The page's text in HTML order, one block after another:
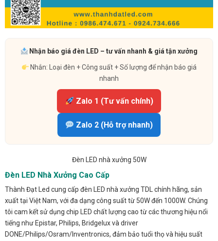
Nhận báo giá đèn LED – tư vấn nhanh & giá tận xưởng
Nhắn: Loại đèn + Công suất + Số lượng để nhận báo giá
nhanh
Zalo 1 (Tư vấn chính)
Zalo 2 (Hỗ trợ nhanh)
Đèn LED nhà xưởng 50W
Đèn LED Nhà Xưởng Cao Cấp
Thành Đạt Led cung cấp đèn LED nhà xưởng TDL chính hãng, sản
xuất tại Việt Nam, với đa dạng công suất từ 50W đến 1000W. Chúng
tôi cam kết sử dụng chip LED chất lượng cao từ các thương hiệu nổi
tiếng như Epistar, Philips, Bridgelux và driver
DONE/Philips/Osram/Inventronics, đảm bảo tuổi thọ và hiệu suất